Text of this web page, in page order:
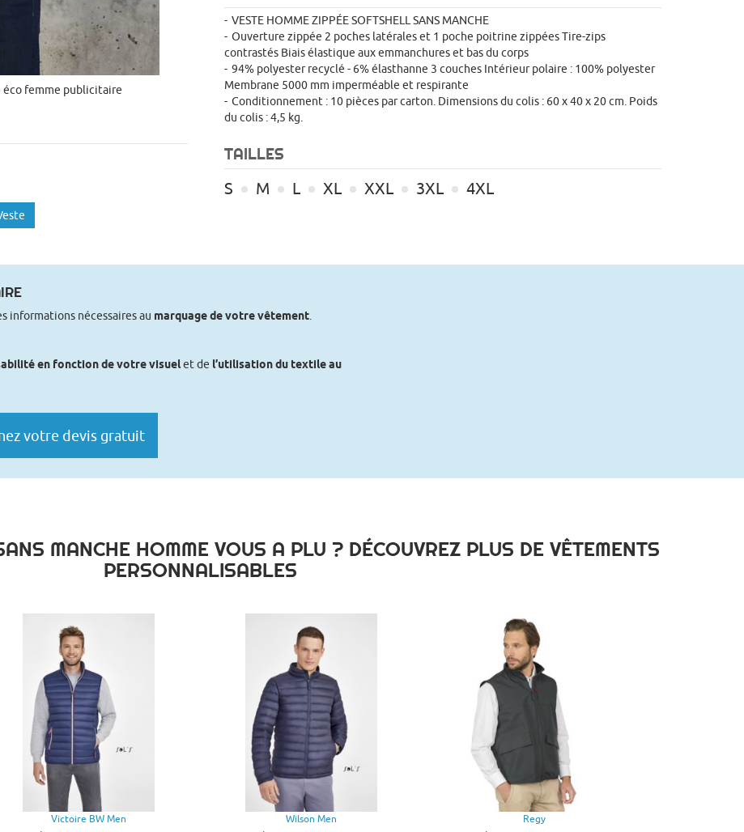
éco femme publicitaire
VESTE HOMME ZIPPÉE SOFTSHELL SANS MANCHE
Ouverture zippée 2 poches latérales et 1 poche poitrine zippées Tire-zips
contrastés Biais élastique aux emmanchures et bas du corps
94% polyester recyclé - 6% élasthanne 3 couches Intérieur polaire : 100% polyester
Membrane 5000 mm imperméable et respirante
Conditionnement : 10 pièces par carton. Dimensions du colis : 60 x 40 x 20 cm. Poids
du colis : 4,5 kg.
TAILLES
S M L XL XXL 3XL 4XL
informations nécessaires au marquage de votre vêtement.
en fonction de votre visuelet de l’utilisation du textile au
votre devis gratuit
MANCHE HOMME VOUS A PLU ? DÉCOUVREZ PLUS DE VÊTEMENTS
PERSONNALISABLES
Victoire BW Men Wilson Men Regy